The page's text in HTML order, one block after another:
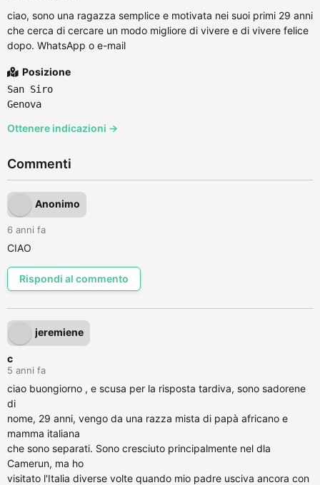
ciao, sono una ragazza semplice e motivata nei suoi primi 29 anni
che cerca di cercare un modo migliore di vivere e di vivere felice
dopo. WhatsApp o e-mail
Posizione
San Siro
Genova
Ottenere indicazioni →
Commenti
Anonimo
6 anni fa
CIAO
Rispondi al commento
jeremiene
c
5 anni fa
ciao buongiorno , e scusa per la risposta tardiva, sono sadorene
di
nome, 29 anni, vengo da una razza mista di papà africano e
mamma italiana
che sono separati. Sono cresciuto principalmente nel dla
Camerun, ma ho
visitato l'Italia diverse volte quando mio padre usciva ancora con